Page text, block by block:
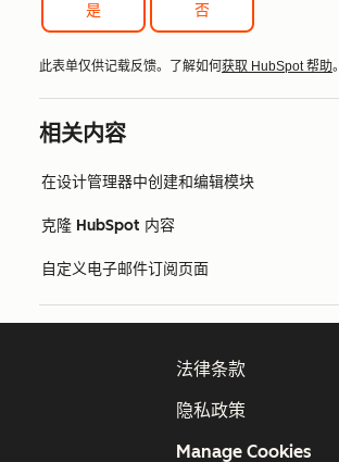
是 否
此表单仅供记载反馈。了解如何 获取 HubSpot 帮助。
相关内容
在设计管理器中创建和编辑模块
克隆 HubSpot 内容
自定义电子邮件订阅页面
法律条款
隐私政策
Manage Cookies